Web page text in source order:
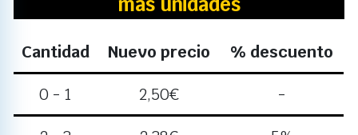
Cantidad Nuevo precio % descuento
0 - 1 2,50€ -